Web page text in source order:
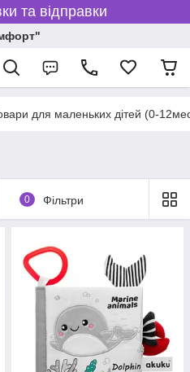
та відправки
для маленьких дітей (0-
0 Фільтри